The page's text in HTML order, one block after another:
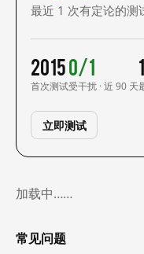
最近 1 次有定论的测
2015
首次测试
0/1
受干扰 · 近 90 天
立即测试
加载中……
常见问题